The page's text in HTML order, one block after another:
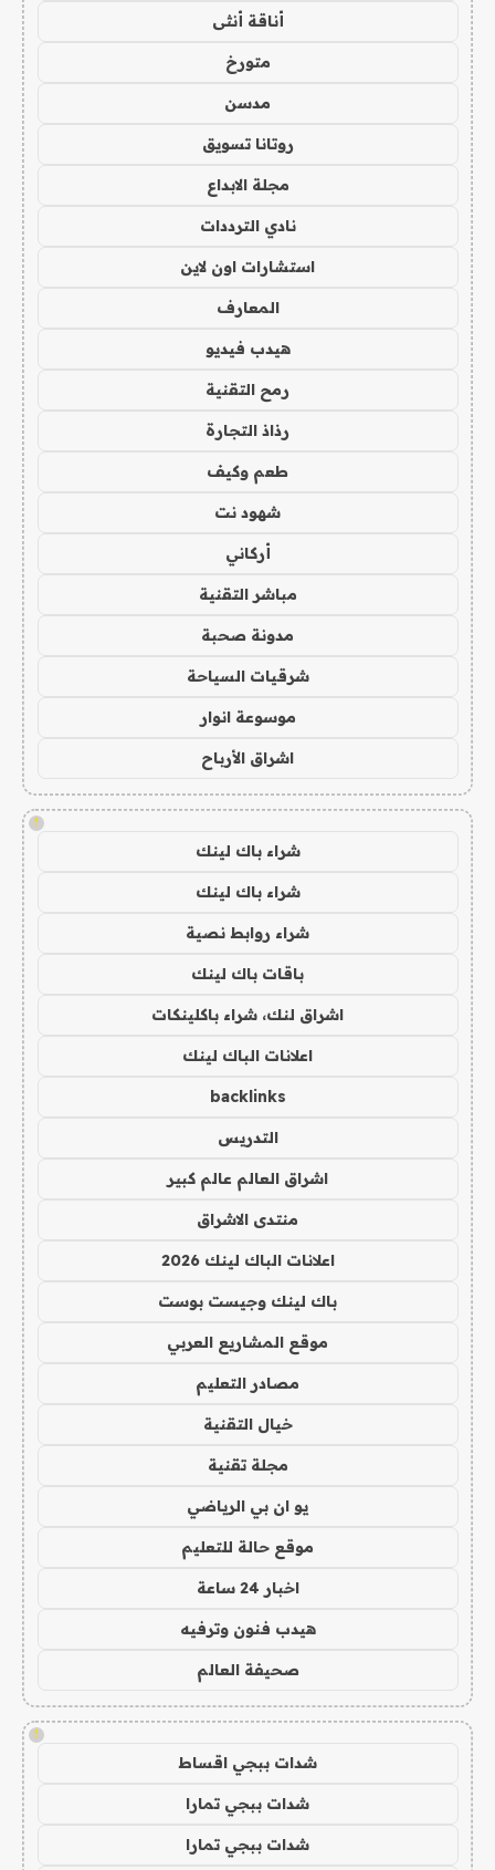
أناقة أنثى
متورخ
مدسن
روتانا تسويق
مجلة الابداع
نادي الترددات
استشارات اون لاين
المعارف
هيدب فيديو
رمح التقنية
رذاذ التجارة
طعم وكيف
شهود نت
أركاني
مباشر التقنية
مدونة صحبة
شرقيات السياحة
موسوعة انوار
اشراق الأرباح
!
شراء باك لينك
شراء باك لينك
شراء روابط نصية
باقات باك لينك
اشراق لنك، شراء باكلينكات
اعلانات الباك لينك
backlinks
التدريس
اشراق العالم عالم كبير
منتدى الاشراق
اعلانات الباك لينك 2026
باك لينك وجيست بوست
موقع المشاريع العربي
مصادر التعليم
خيال التقنية
مجلة تقنية
يو ان بي الرياضي
موقع حالة للتعليم
اخبار 24 ساعة
هيدب فنون وترفيه
صحيفة العالم
!
شدات ببجي اقساط
شدات ببجي تمارا
شدات ببجي تمارا